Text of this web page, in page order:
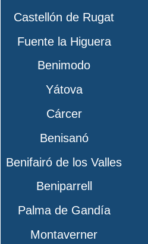
Castellón de Rugat
Fuente la Higuera
Benimodo
Yátova
Cárcer
Benisanó
Benifairó de los Valles
Beniparrell
Palma de Gandía
Montaverner